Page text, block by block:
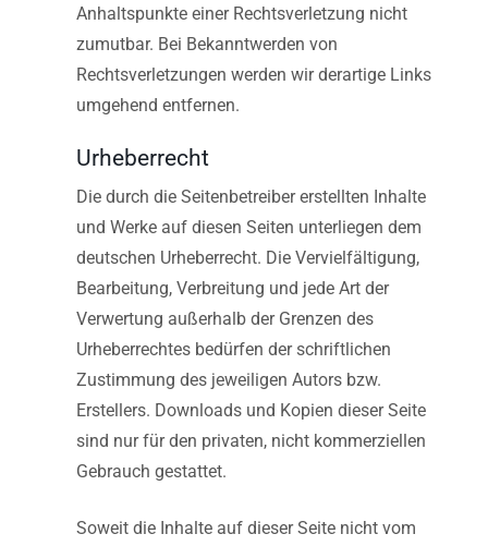
Anhaltspunkte einer Rechtsverletzung nicht
zumutbar. Bei Bekanntwerden von
Rechtsverletzungen werden wir derartige Links
umgehend entfernen.
Urheberrecht
Die durch die Seitenbetreiber erstellten Inhalte
und Werke auf diesen Seiten unterliegen dem
deutschen Urheberrecht. Die Vervielfältigung,
Bearbeitung, Verbreitung und jede Art der
Verwertung außerhalb der Grenzen des
Urheberrechtes bedürfen der schriftlichen
Zustimmung des jeweiligen Autors bzw.
Erstellers. Downloads und Kopien dieser Seite
sind nur für den privaten, nicht kommerziellen
Gebrauch gestattet.
Soweit die Inhalte auf dieser Seite nicht vom